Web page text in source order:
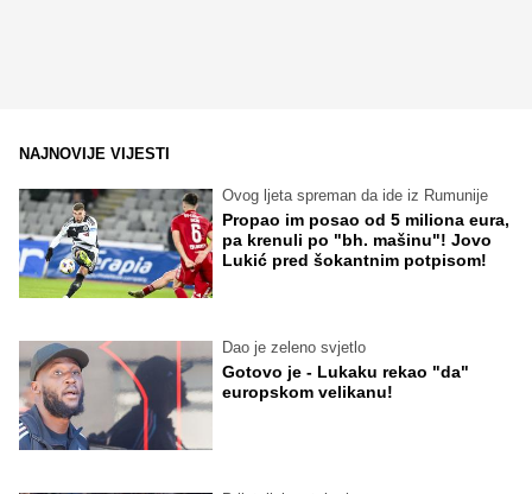
NAJNOVIJE VIJESTI
Ovog ljeta spreman da ide iz Rumunije
Propao im posao od 5 miliona eura,
pa krenuli po "bh. mašinu"! Jovo
Lukić pred šokantnim potpisom!
Dao je zeleno svjetlo
Gotovo je - Lukaku rekao "da"
europskom velikanu!